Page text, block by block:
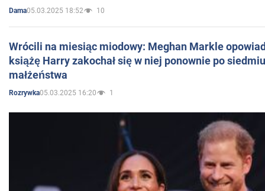
Dama05.03.2025 18:52 10
Wrócili na miesiąc miodowy: Meghan Markle
książę Harry zakochał się w niej ponownie po
małżeństwa
Rozrywka05.03.2025 16:20 1